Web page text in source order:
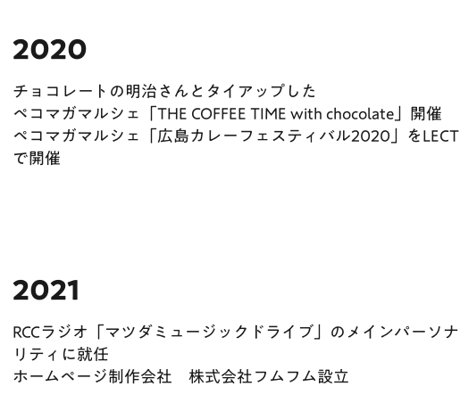
2020
チョコレートの明治さんとタイアップした
ペコマガマルシェ「THE COFFEE TIME with chocolate」開催
ペコマガマルシェ「広島カレーフェスティバル2020」をLECT
で開催
2021
RCCラジオ「マツダミュージックドライブ」のメインパーソナ
リティに就任
ホームページ制作会社 株式会社フムフム設立